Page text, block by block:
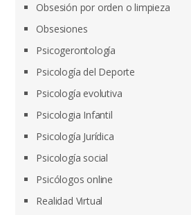
Obsesión por orden o limpieza
Obsesiones
Psicogerontología
Psicología del Deporte
Psicología evolutiva
Psicologia Infantil
Psicología Jurídica
Psicología social
Psicólogos online
Realidad Virtual